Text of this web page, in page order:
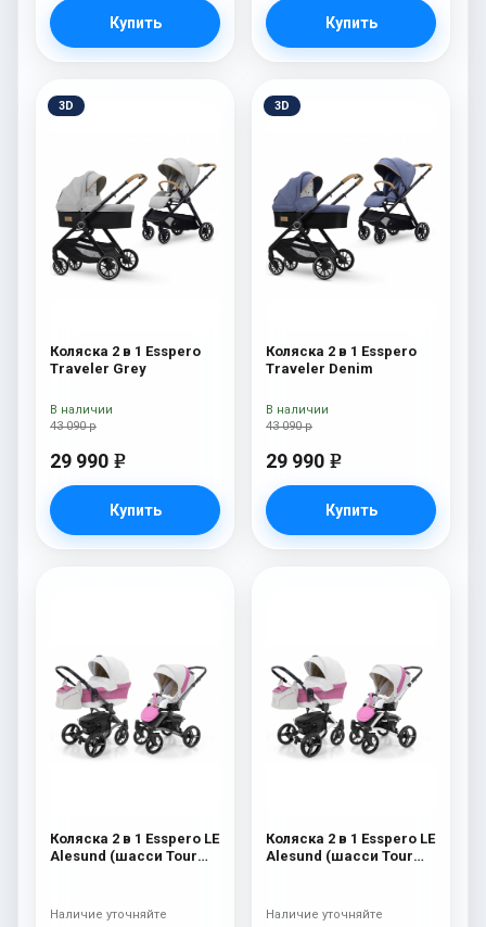
Купить Купить
3D
Коляска 2 в 1 Esspero
Traveler Grey
43 090 р
29 990 e
Купить
В наличии
3D
Коляска 2 в 1 Esspero
Traveler Denim
43 090 р
29 990 e
Купить
В наличии
Коляска 2 в 1 Esspero LE
Alesund (шасси Tour
Наличие уточняйте
Коляска 2 в 1 Esspero LE
Alesund (шасси Tour
Наличие уточняйте